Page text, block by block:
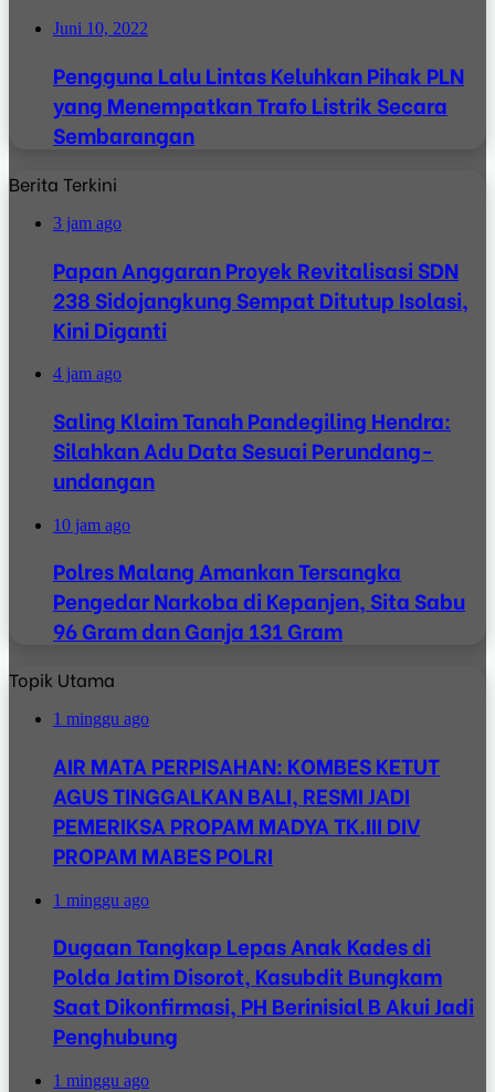
Juni 10, 2022
Pengguna Lalu Lintas Keluhkan Pihak PLN
yang Menempatkan Trafo Listrik Secara
Sembarangan
Berita Terkini
3 jam ago
Papan Anggaran Proyek Revitalisasi SDN
238 Sidojangkung Sempat Ditutup Isolasi,
Kini Diganti
4 jam ago
Saling Klaim Tanah Pandegiling Hendra:
Silahkan Adu Data Sesuai Perundang-
undangan
10 jam ago
Polres Malang Amankan Tersangka
Pengedar Narkoba di Kepanjen, Sita Sabu
96 Gram dan Ganja 131 Gram
Topik Utama
1 minggu ago
AIR MATA PERPISAHAN: KOMBES KETUT
AGUS TINGGALKAN BALI, RESMI JADI
PEMERIKSA PROPAM MADYA TK.III DIV
PROPAM MABES POLRI
1 minggu ago
Dugaan Tangkap Lepas Anak Kades di
Polda Jatim Disorot, Kasubdit Bungkam
Saat Dikonfirmasi, PH Berinisial B Akui Jadi
Penghubung
1 minggu ago